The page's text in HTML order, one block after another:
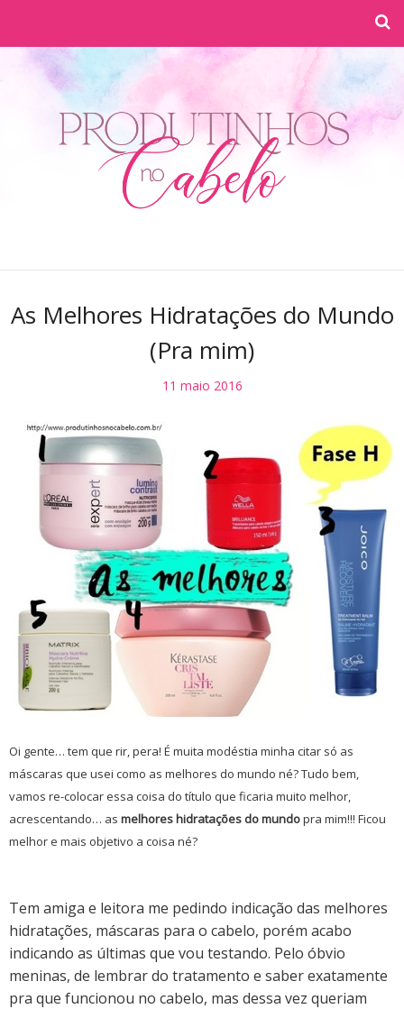
As Melhores Hidratações do Mundo
(Pra mim)
11 maio 2016
Oi gente… tem que rir, pera! É muita modéstia minha citar só as
máscaras que usei como as melhores do mundo né? Tudo bem,
vamos re-colocar essa coisa do título que ficaria muito melhor,
acrescentando… as melhores hidratações do mundopra mim!!! Ficou
melhor e mais objetivo a coisa né?
Tem amiga e leitora me pedindo indicação das melhores
hidratações, máscaras para o cabelo, porém acabo
indicando as últimas que vou testando. Pelo óbvio
meninas, de lembrar do tratamento e saber exatamente
pra que funcionou no cabelo, mas dessa vez queriam